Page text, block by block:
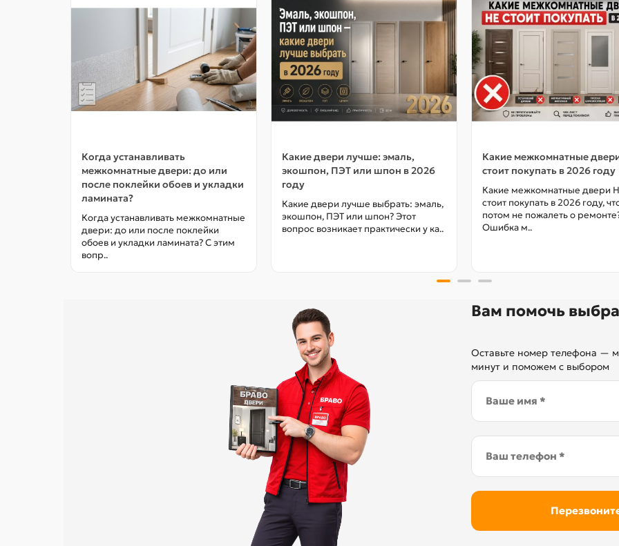
Когда устанавливать
межкомнатные двери: до или
после поклейки обоев и укладки
ламината?
Когда устанавливать межкомнатные
двери: до или после поклейки
обоев и укладки ламината? С этим
вопр..
Какие двери лучше: эмаль,
экошпон, ПЭТ или шпон в 2026
году
Какие двери лучше выбрать: эмаль,
экошпон, ПЭТ или шпон? Этот
вопрос возникает практически у ка..
Какие межкомнатные
стоит покупать в 2026 году
Какие межкомнатные двери
стоит покупать в 2026 году,
потом не пожалеть о
Ошибка м..
Вам помочь
Оставьте номер телефона —
минут и поможем с выбором